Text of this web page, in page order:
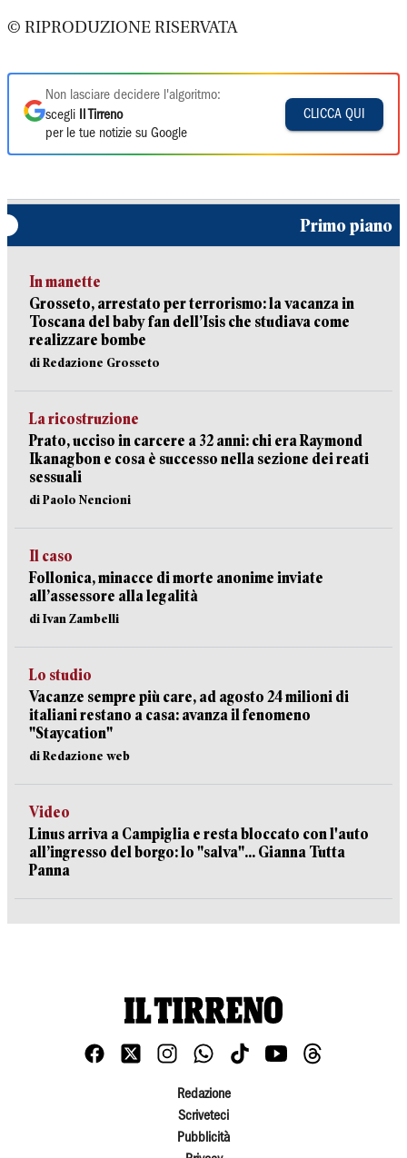
© RIPRODUZIONE RISERVATA
Non lasciare decidere l'algoritmo:
scegli
Il Tirreno
per le tue notizie su Google
CLICCA QUI
Primo piano
In manette
Grosseto, arrestato per terrorismo: la vacanza in
Toscana del baby fan dell’Isis che studiava come
realizzare bombe
di Redazione Grosseto
La ricostruzione
Prato, ucciso in carcere a 32 anni: chi era Raymond
Ikanagbon e cosa è successo nella sezione dei reati
sessuali
di Paolo Nencioni
Il caso
Follonica, minacce di morte anonime inviate
all’assessore alla legalità
di Ivan Zambelli
Lo studio
Vacanze sempre più care, ad agosto 24 milioni di
italiani restano a casa: avanza il fenomeno
"Staycation"
di Redazione web
Video
Linus arriva a Campiglia e resta bloccato con l'auto
all’ingresso del borgo: lo "salva"... Gianna Tutta
Panna
Redazione
Scriveteci
Pubblicità